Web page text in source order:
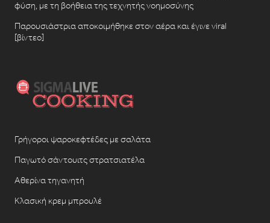
φύση, με τη βοήθεια της τεχνητής νοημοσύνης
Παρουσιάστρια αποκοιμήθηκε στον αέρα και έγινε viral
[βίντεο]
Γρήγοροι ψαροκεφτέδες με σαλάτα
Παγωτό σάντουιτς στρατσιατέλα
Αθερίνα τηγανητή
Κλασική κρεμ μπρουλέ